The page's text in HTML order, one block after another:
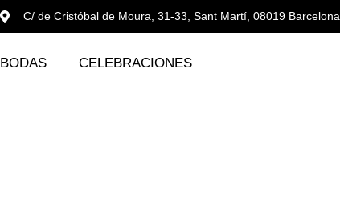
C/ de Cristóbal de Moura, 31-33, Sant Martí, 08019 Barcelona
BODAS CELEBRACIONES